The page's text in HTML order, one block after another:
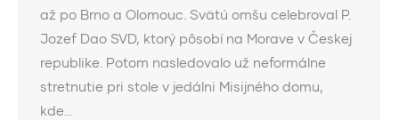
až po Brno a Olomouc. Svätú omšu celebroval P.
Jozef Dao SVD, ktorý pôsobí na Morave v Českej
republike. Potom nasledovalo už neformálne
stretnutie pri stole v jedálni Misijného domu,
kde…